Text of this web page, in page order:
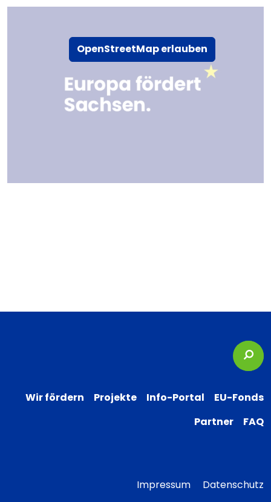
OpenStreetMap erlauben
Wir fördern Projekte Info-Portal
EU-Fonds
Partner
FAQ
Impressum Datenschutz